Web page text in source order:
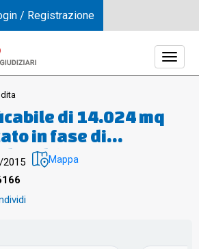
di 14.024 mq
in fase di
adibire a
previa
2015 Mappa
/ Registrazione